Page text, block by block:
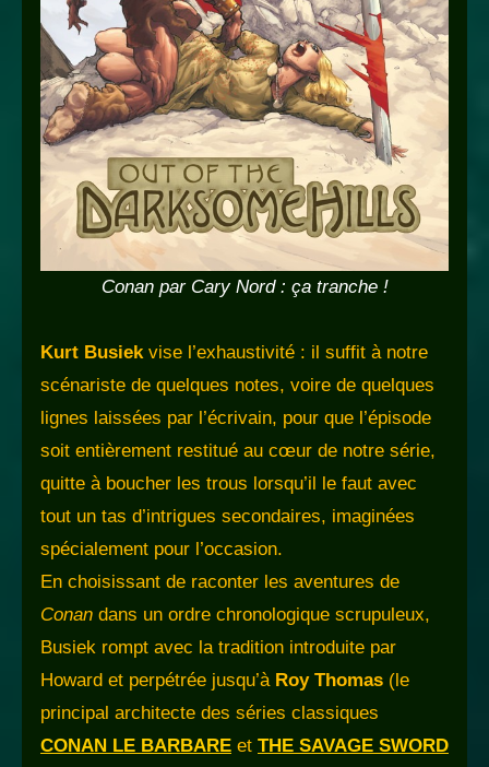
Conan par Cary Nord : ça tranche !
Kurt Busiekvise l’exhaustivité : il suffit à notre
scénariste de quelques notes, voire de quelques
lignes laissées par l’écrivain, pour que l’épisode
soit entièrement restitué au cœur de notre série,
quitte à boucher les trous lorsqu’il le faut avec
tout un tas d’intrigues secondaires, imaginées
spécialement pour l’occasion.
En choisissant de raconter les aventures de
Conan dans un ordre chronologique scrupuleux,
Busiek rompt avec la tradition introduite par
Howard et perpétrée jusqu’à Roy Thomas (le
principal architecte des séries classiques
CONAN LE BARBARE et THE SAVAGE SWORD